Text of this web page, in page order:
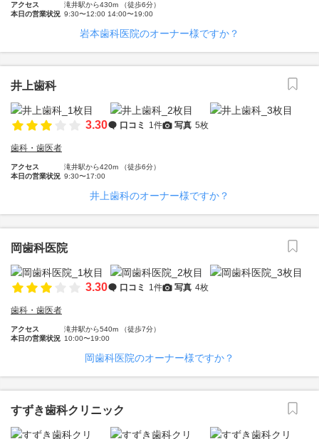
アクセス
滝井駅から430m （徒歩6分）
本日の営業状況 9:30〜12:00 14:00〜19:00
岩本歯科医院のオーナー様ですか？
井上歯科
3.30 口コミ 1件 写真 5枚
歯科・歯医者
アクセス
滝井駅から420m （徒歩6分）
本日の営業状況 9:30〜17:00
井上歯科のオーナー様ですか？
岡歯科医院
3.30 口コミ 1件 写真 4枚
歯科・歯医者
アクセス
滝井駅から540m （徒歩7分）
本日の営業状況 10:00〜19:00
岡歯科医院のオーナー様ですか？
すずき歯科クリニック